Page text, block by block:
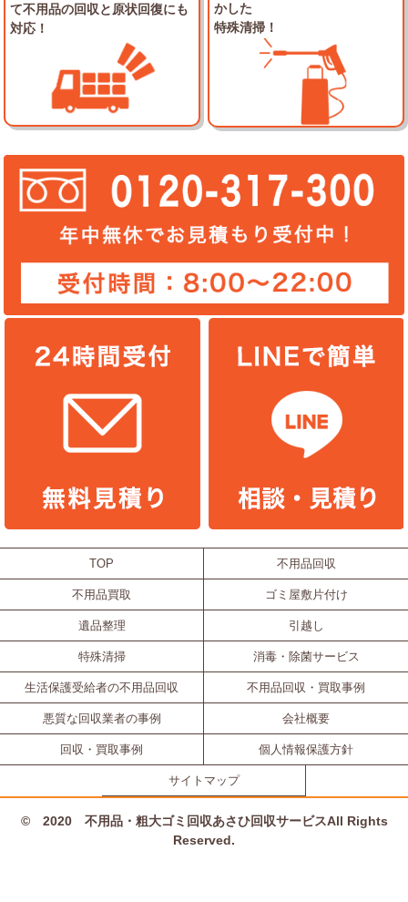
て不用品の回収と原状回復にも
対応！
かした
特殊清掃！
TOP 不用品回収
不用品買取 ゴミ屋敷片付け
遺品整理 引越し
特殊清掃 消毒・除菌サービス
生活保護受給者の不用品回収 不用品回収・買取事例
悪質な回収業者の事例 会社概要
回収・買取事例 個人情報保護方針
サイトマップ
© 2020 不用品・粗大ゴミ回収あさひ回収サービスAll Rights
Reserved.